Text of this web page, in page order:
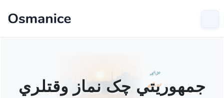
جمهوریتي چک نماز وقتلري